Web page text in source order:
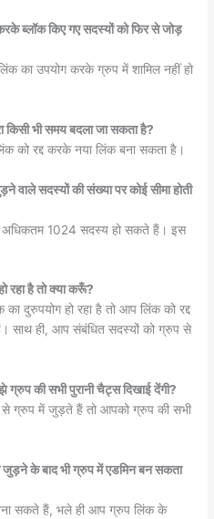
ब्लॉक किए गए सदस्यों को फिर से जोड़
का उपयोग करके ग्रुप में शामिल नहीं हो
किसी भी समय बदला जा सकता है?
को रद्द करके नया लिंक बना सकता है।
वाले सदस्यों की संख्या पर कोई सीमा होती
अधिकतम 1024 सदस्य हो सकते हैं। इस
रहा है तो क्या करूँ?
दुरुपयोग हो रहा है तो आप लिंक को रद्द
ही, आप संबंधित सदस्यों को ग्रुप से
की सभी पुरानी चैट्स दिखाई देंगी?
से ग्रुप में जुड़ते हैं तो आपको ग्रुप की सभी
के बाद भी ग्रुप में एडमिन बन सकता
सकते हैं, भले ही आप ग्रुप लिंक के